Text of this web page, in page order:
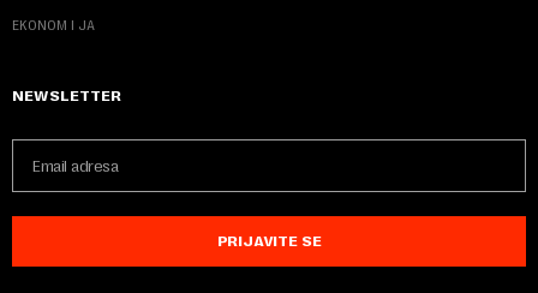
EKONOM I JA
NEWSLETTER
PRIJAVITE SE